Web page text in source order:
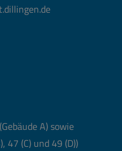
A) sowie
47 (C) und 49 (D))